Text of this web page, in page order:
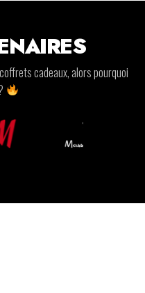
cadeaux, alors pourquoi